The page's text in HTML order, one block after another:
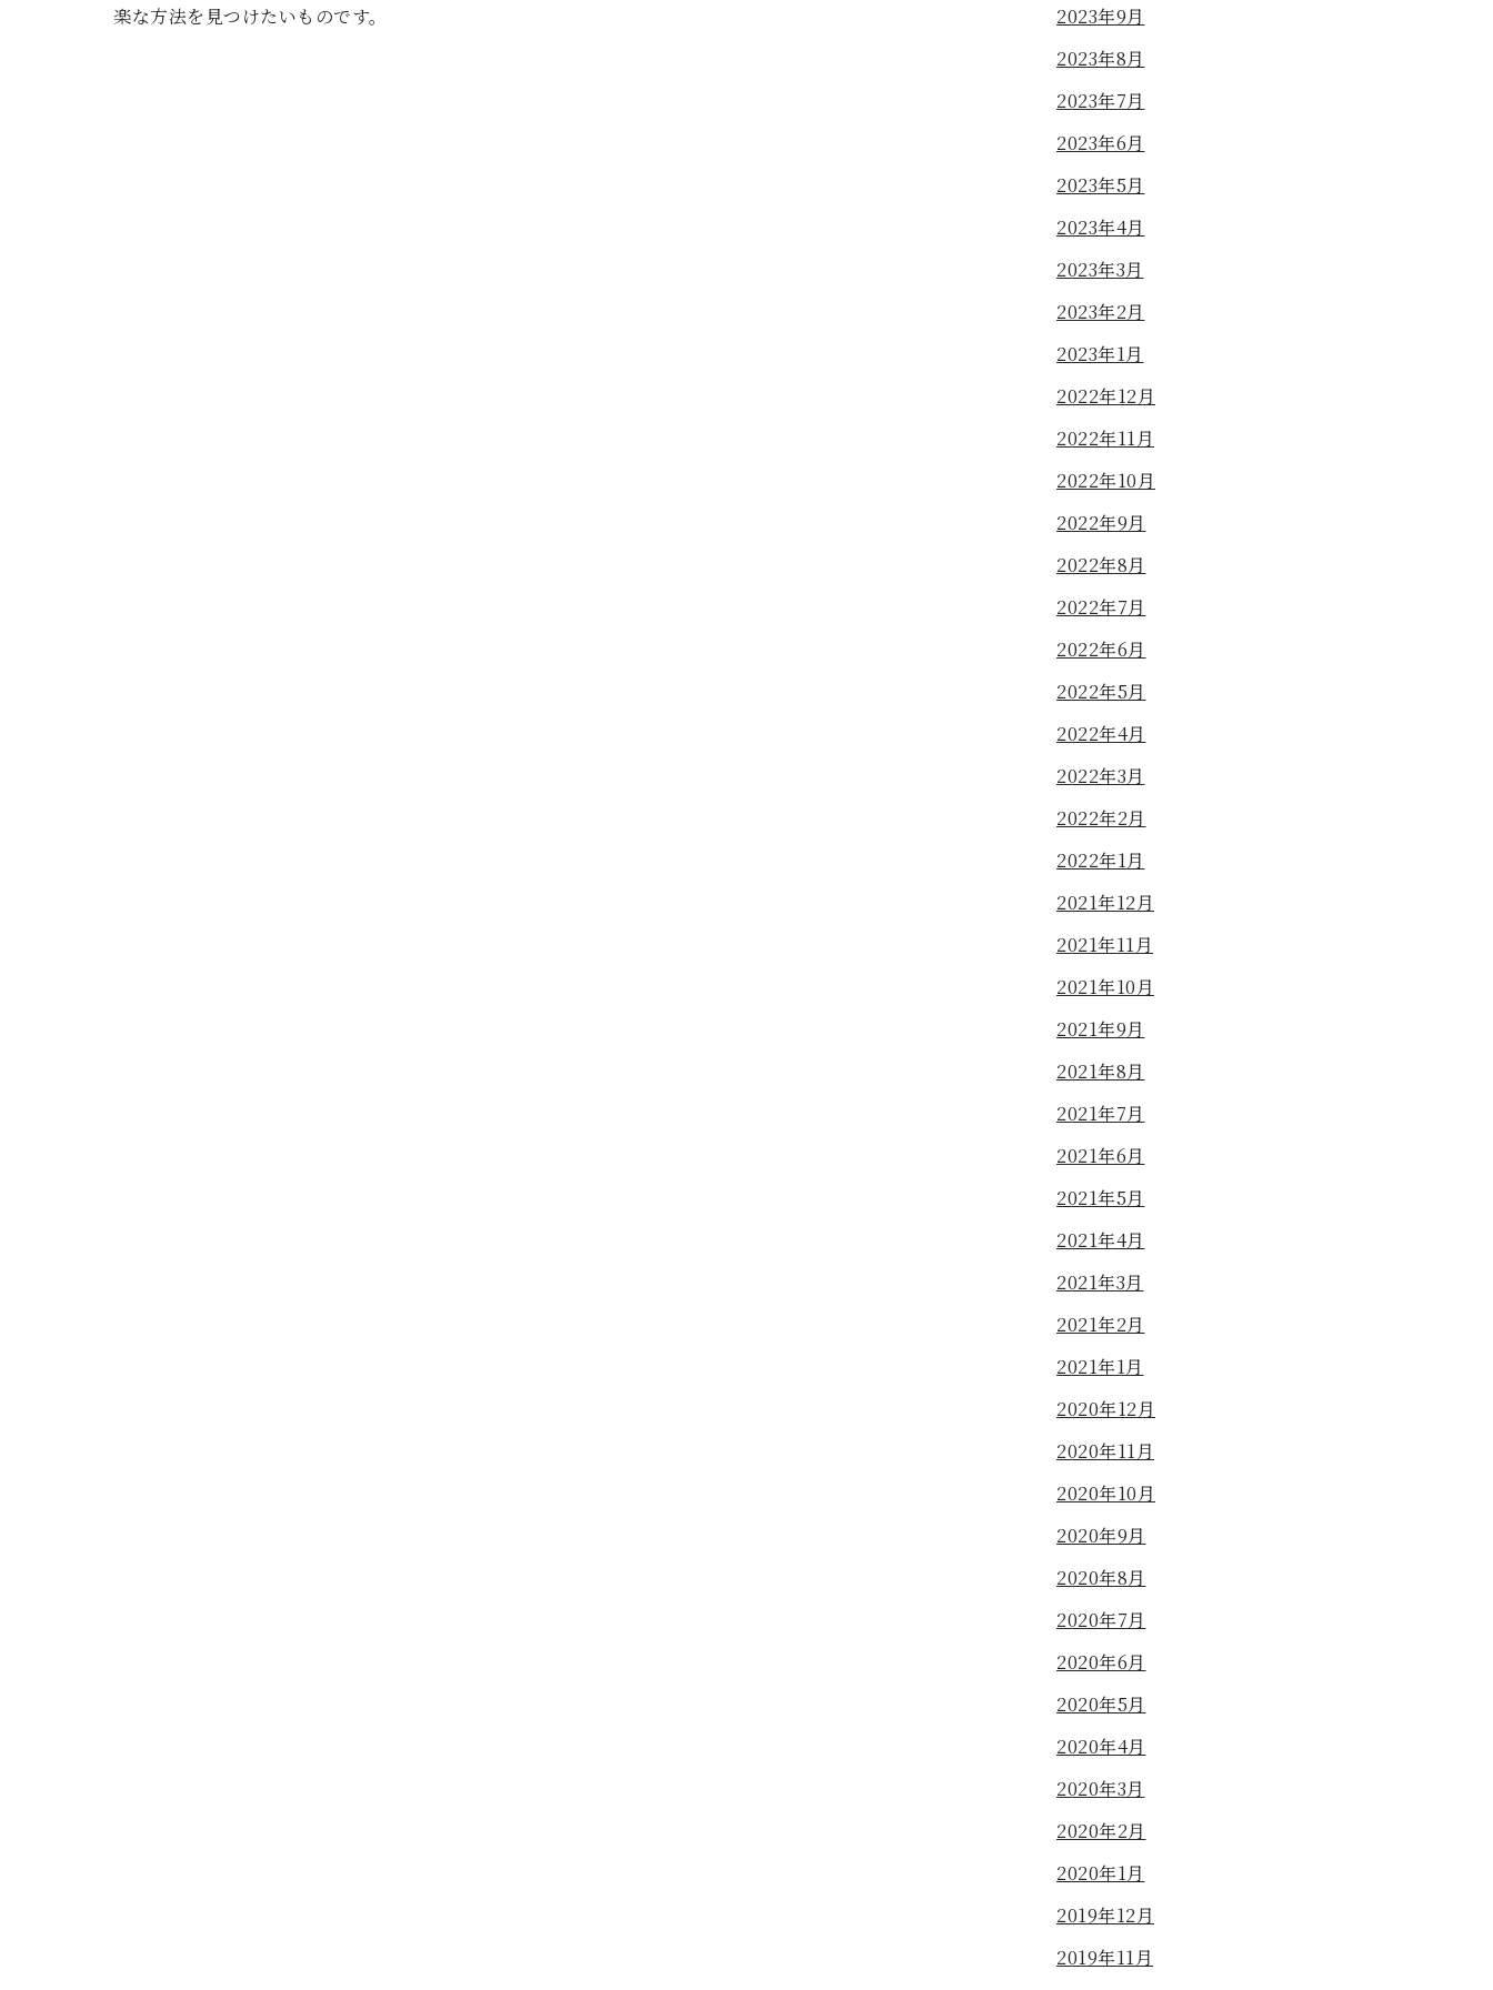
楽な方法を見つけたいものです。
2023年9月
2023年8月
2023年7月
2023年6月
2023年5月
2023年4月
2023年3月
2023年2月
2023年1月
2022年12月
2022年11月
2022年10月
2022年9月
2022年8月
2022年7月
2022年6月
2022年5月
2022年4月
2022年3月
2022年2月
2022年1月
2021年12月
2021年11月
2021年10月
2021年9月
2021年8月
2021年7月
2021年6月
2021年5月
2021年4月
2021年3月
2021年2月
2021年1月
2020年12月
2020年11月
2020年10月
2020年9月
2020年8月
2020年7月
2020年6月
2020年5月
2020年4月
2020年3月
2020年2月
2020年1月
2019年12月
2019年11月